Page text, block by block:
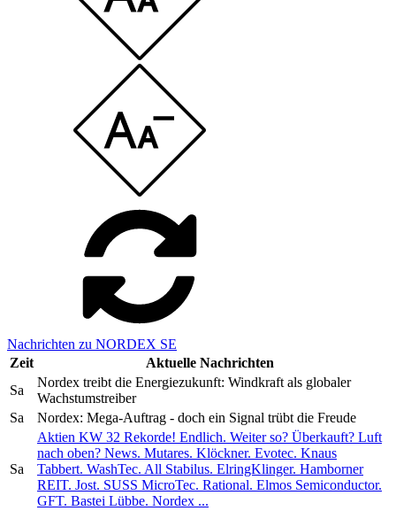
Nachrichten zu NORDEX SE
Zeit
Aktuelle Nachrichten
Sa
Nordex treibt die Energiezukunft: Windkraft als globaler
Wachstumstreiber
Sa
Nordex: Mega-Auftrag - doch ein Signal trübt die Freude
Sa
Aktien KW 32 Rekorde! Endlich. Weiter so? Überkauft? Luft
nach oben? News. Mutares. Klöckner. Evotec. Knaus
Tabbert. WashTec. All Stabilus. ElringKlinger. Hamborner
REIT. Jost. SUSS MicroTec. Rational. Elmos Semiconductor.
GFT. Bastei Lübbe. Nordex ...